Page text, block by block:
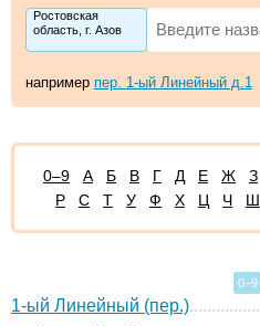
Ростовская
область, г. Азов
например пер. 1-ый Линейный д.1
0–9 А Б В Г Д Е Ж З
Р
С Т У Ф Х Ц Ч Ш
0–9
1-ый Линейный (пер.)